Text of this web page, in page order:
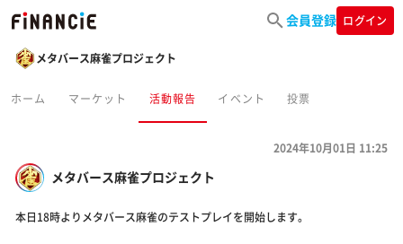
会員登録 ログイン
メタバース麻雀プロジェクト
ホーム マーケット 活動報告 イベント 投票
メタバース麻雀プロジェクト
2024年10月01日 11:25
本日18時よりメタバース麻雀のテストプレイを開始します。